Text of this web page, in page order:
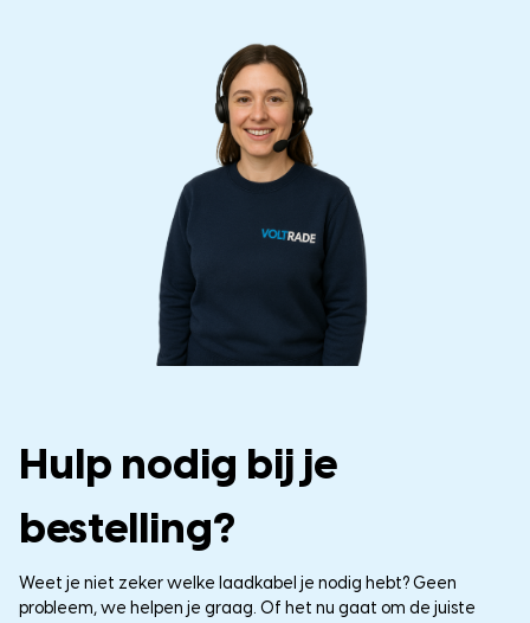
Hulp nodig bij je
bestelling?
Weet je niet zeker welke laadkabel je nodig hebt? Geen
probleem, we helpen je graag. Of het nu gaat om de juiste